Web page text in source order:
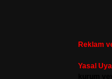
Reklam
Yasal